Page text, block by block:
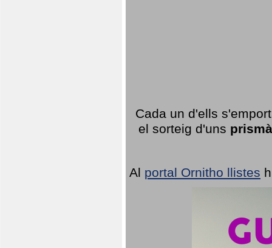
Cada un d'ells
el sorteig d'uns
Al portal Ornitho llistes